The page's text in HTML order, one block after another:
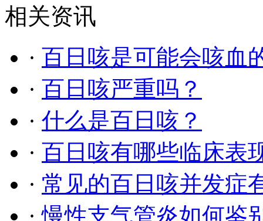
相关资讯
· 百日咳是可能会咳血
· 百日咳严重吗？
· 什么是百日咳？
· 百日咳有哪些临床表
· 常见的百日咳并发症
·慢性支气管炎如何鉴